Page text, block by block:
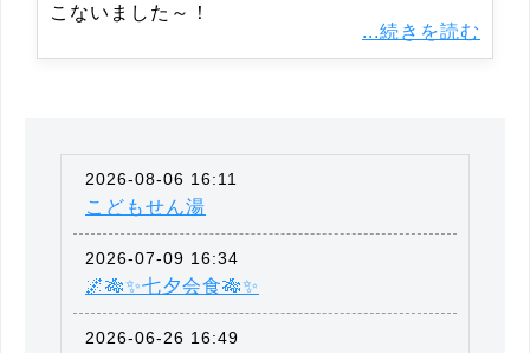
こないました～！
...続きを読む
2026-08-06 16:11
こどもせん湯
2026-07-09 16:34
🌌🎋✨七夕会食🎋✨
2026-06-26 16:49